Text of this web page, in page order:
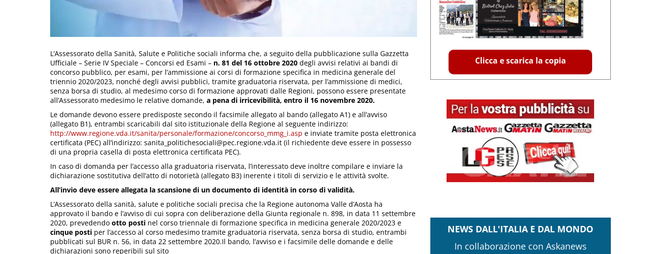
L’Assessorato della Sanità, Salute e Politiche sociali informa che, a seguito della pubblicazione sulla Gazzetta
Ufficiale – Serie IV Speciale – Concorsi ed Esami – n. 81 del 16 ottobre 2020 degli avvisi relativi ai bandi di
concorso pubblico, per esami, per l’ammissione ai corsi di formazione specifica in medicina generale del
triennio 2020/2023, nonché degli avvisi pubblici, tramite graduatoria riservata, per l’ammissione di medici,
senza borsa di studio, al medesimo corso di formazione approvati dalle Regioni, possono essere presentate
all’Assessorato medesimo le relative domande, a pena di irricevibilità, entro il 16 novembre 2020.
Le domande devono essere predisposte secondo il facsimile allegato al bando (allegato A1) e all’avviso
(allegato B1), entrambi scaricabili dal sito istituzionale della Regione al seguente indirizzo:
http://www.regione.vda.it/sanita/personale/formazione/concorso_mmg_i.asp e inviate tramite posta elettronica
certificata (PEC) all’indirizzo: sanita_politichesociali@pec.regione.vda.it (il richiedente deve essere in possesso
di una propria casella di posta elettronica certificata PEC).
In caso di domanda per l’accesso alla graduatoria riservata, l’interessato deve inoltre compilare e inviare la
dichiarazione sostitutiva dell’atto di notorietà (allegato B3) inerente i titoli di servizio e le attività svolte.
All’invio deve essere allegata la scansione di un documento di identità in corso di validità.
L’Assessorato della sanità, salute e politiche sociali precisa che la Regione autonoma Valle d’Aosta ha
approvato il bando e l’avviso di cui sopra con deliberazione della Giunta regionale n. 898, in data 11 settembre
2020, prevedendo otto posti nel corso triennale di formazione specifica in medicina generale 2020/2023 e
cinque posti per l’accesso al corso medesimo tramite graduatoria riservata, senza borsa di studio, entrambi
pubblicati sul BUR n. 56, in data 22 settembre 2020.Il bando, l’avviso e i facsimile delle domande e delle
dichiarazioni sono reperibili sul sito
Clicca e scarica la copia
NEWS DALL'ITALIA E DAL MONDO
In collaborazione con Askanews